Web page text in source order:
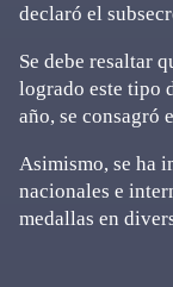
declaró el
Se debe resaltar
logrado este tipo
año, se consagró
Asimismo, se ha
nacionales e
medallas en